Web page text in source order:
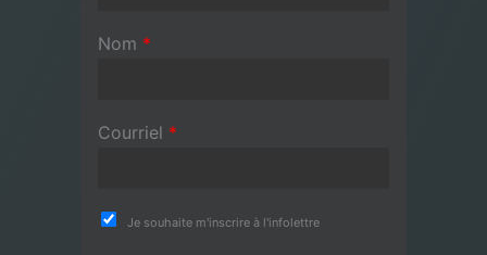
Nom *
Courriel *
Je souhaite m'inscrire à l'infolettre